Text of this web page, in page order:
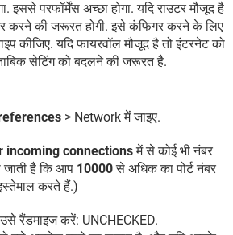
इससे परफॉर्मेंस अच्छा होगा. यदि राउटर मौजूद है
करने की जरूरत होगी. इसे कंफिगर करने के लिए
कीजिए. यदि फायरवॉल मौजूद है तो इंटरनेट को
सेटिंग को बदलने की जरूरत है.
> Network में जाइए.
incoming connectionsमें से कोई भी नंबर
जाती है कि आप 10000से अधिक का पोर्ट नंबर
करते हैं.)
उसे रैंडमाइज करें: UNCHECKED.